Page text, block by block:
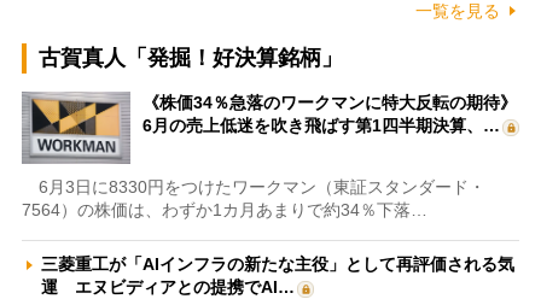
一覧を見る
古賀真人「発掘！好決算銘柄」
《株価34％急落のワークマンに特大反転の期待》
6月の売上低迷を吹き飛ばす第1四半期決算、…
6月3日に8330円をつけたワークマン（東証スタンダード・
7564）の株価は、わずか1カ月あまりで約34％下落…
三菱重工が「AIインフラの新たな主役」として再評価される気
運 エヌビディアとの提携でAI…